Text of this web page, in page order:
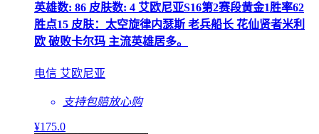
英雄数: 86 皮肤数: 4 艾欧尼亚S16第2赛段黄金1胜率62
胜点15 皮肤：太空旋律内瑟斯 老兵船长 花仙贤者米利
欧 破败卡尔玛 主流英雄居多。
电信 艾欧尼亚
支持包赔放心购
¥175.0